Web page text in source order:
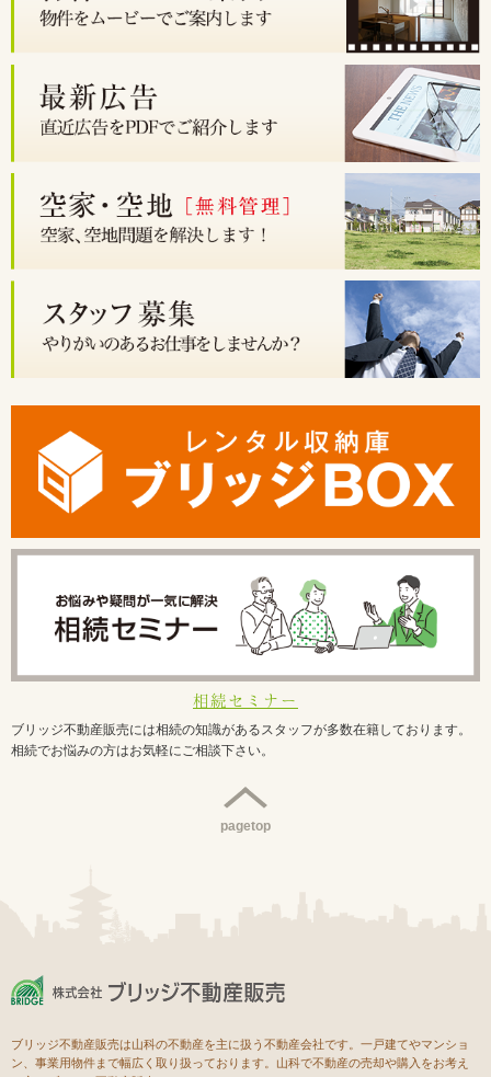
相続セミナー
ブリッジ不動産販売には相続の知識があるスタッフが多数在籍しております。
相続でお悩みの方はお気軽にご相談下さい。
pagetop
ブリッジ不動産販売は山科の不動産を主に扱う不動産会社です。一戸建てやマンショ
ン、事業用物件まで幅広く取り扱っております。山科で不動産の売却や購入をお考え